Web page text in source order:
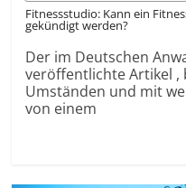
Fitness­studio: Kann ein
gekündigt werden?
Der im Deutschen
veröffentlichte Artikel ,
Umständen und mit
von einem